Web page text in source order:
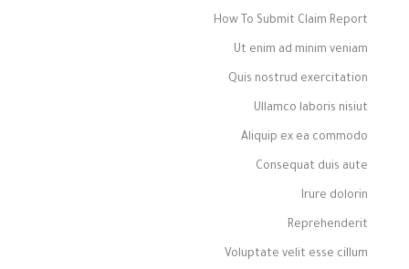
How To Submit Claim Report
Ut enim ad minim veniam
Quis nostrud exercitation
Ullamco laboris nisiut
Aliquip ex ea commodo
Consequat duis aute
Irure dolorin
Reprehenderit
Voluptate velit esse cillum